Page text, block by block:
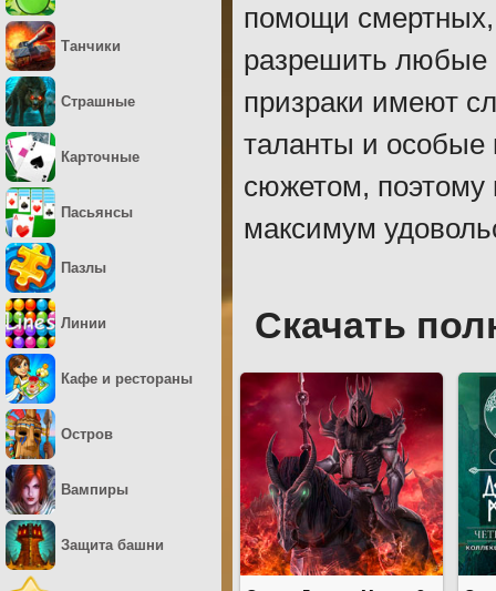
помощи смертных,
разрешить
призраки имеют
таланты и особые
сюжетом, поэтому
максимум
Скачать
Танчики
Страшные
Карточные
Пасьянсы
Пазлы
Линии
Кафе и рестораны
Остров
Вампиры
Защита башни